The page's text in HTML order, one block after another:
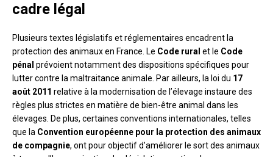
cadre légal
Plusieurs textes législatifs et réglementaires encadrent la
protection des animaux en France. Le Code rural et le Code
pénal prévoient notamment des dispositions spécifiques pour
lutter contre la maltraitance animale. Par ailleurs, la loi du 17
août 2011 relative à la modernisation de l’élevage instaure des
règles plus strictes en matière de bien-être animal dans les
élevages. De plus, certaines conventions internationales, telles
que la Convention européenne pour la protection des animaux
de compagnie, ont pour objectif d’améliorer le sort des animaux